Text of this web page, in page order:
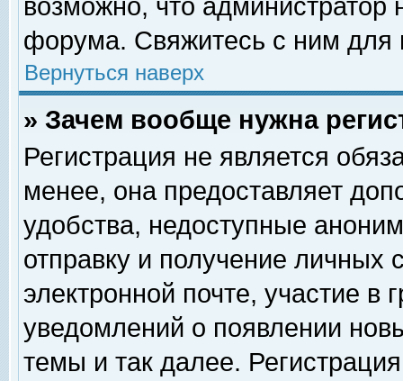
возможно, что
форума. Свяжитесь с ним для
Вернуться наверх
» Зачем вообще нужна
Регистрация не является
менее, она предоставляет
удобства, недоступные
отправку и получение личных
электронной почте, участие в
уведомлений о появлении
темы и так далее.